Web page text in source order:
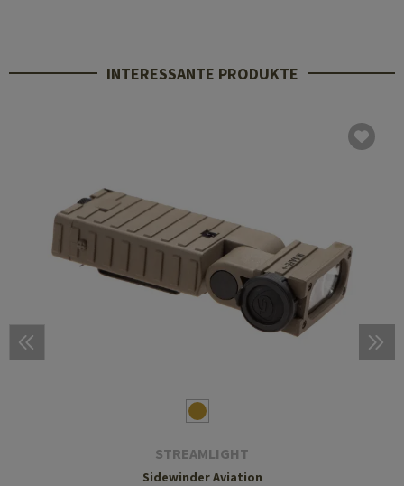
INTERESSANTE PRODUKTE
STREAMLIGHT
Sidewinder Aviation